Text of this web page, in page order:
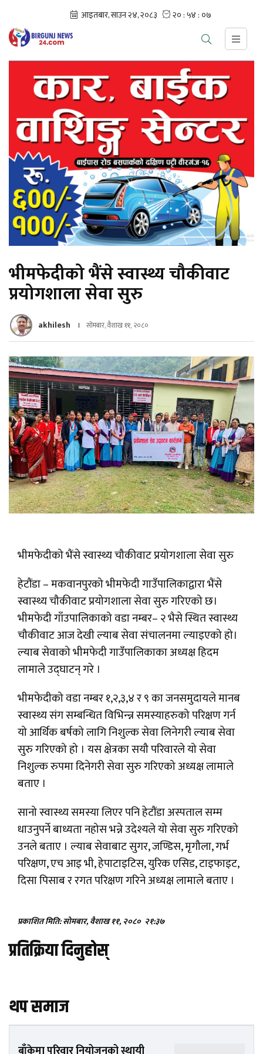
भीमफेदीको भैंसे स्वास्थ्य चौकीवाट
प्रयोगशाला सेवा सुरु
akhilesh सोमबार, वैशाख ११, २०८०
भीमफेदीको भैंसे स्वास्थ्य चौकीवाट प्रयोगशाला सेवा सुरु
हेटौंडा – मकवानपुरको भीमफेदी गाउँपालिकाद्वारा भैंसे
स्वास्थ्य चौकीवाट प्रयोगशाला सेवा सुरु गरिएको छ।
भीमफेदी गाँउपालिकाको वडा नम्बर– २ भैसे स्थित स्वास्थ्य
चौकीवाट आज देखी ल्याब सेवा संचालनमा ल्याइएको हो।
ल्याब सेवाको भीमफेदी गाउँपालिकाका अध्यक्ष हिदम
लामाले उद्घाटन् गरे ।
भीमफेदीको वडा नम्बर १,२,३,४ र ९ का जनसमुदायले मानब
स्वास्थ्य संग सम्बन्धित विभिन्न्न समस्याहरुको परिक्षण गर्न
यो आर्थिक बर्षको लागि निशुल्क सेवा लिनेगरी ल्याब सेवा
सुरु गरिएको हो । यस क्षेत्रका सयौ परिवारले यो सेवा
निशुल्क रुपमा दिनेगरी सेवा सुरु गरिएको अध्यक्ष लामाले
बताए ।
सानो स्वास्थ्य समस्या लिएर पनि हेटौंडा अस्पताल सम्म
धाउनुपर्ने बाध्यता नहोस भन्ने उदेश्यले यो सेवा सुरु गरिएको
उनले बताए । ल्याब सेवाबाट सुगर, जण्डिस, मृगौला, गर्भ
परिक्षण, एच आइ भी, हेपाटाइटिस, युरिक एसिड, टाइफाइट,
दिसा पिसाब र रगत परिक्षण गरिने अध्यक्ष लामाले बताए ।
प्रकाशित मिति: सोमबार, वैशाख ११, २०८० २१:३७
प्रतिक्रिया दिनुहोस्
थप समाज